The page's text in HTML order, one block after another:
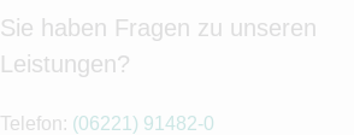
Sie haben Fragen zu unseren
Leistungen?
Telefon: (06221) 91482-0